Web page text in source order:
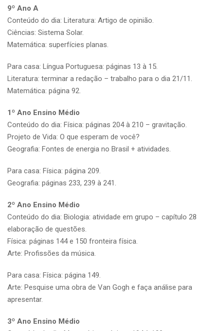
9º Ano A
Conteúdo do dia: Literatura: Artigo de opinião.
Ciências: Sistema Solar.
Matemática: superfícies planas.
Para casa: Língua Portuguesa: páginas 13 à 15.
Literatura: terminar a redação – trabalho para o dia 21/11.
Matemática: página 92.
1º Ano Ensino Médio
Conteúdo do dia: Física: páginas 204 à 210 – gravitação.
Projeto de Vida: O que esperam de você?
Geografia: Fontes de energia no Brasil + atividades.
Para casa: Física: página 209.
Geografia: páginas 233, 239 à 241.
2º Ano Ensino Médio
Conteúdo do dia: Biologia: atividade em grupo – capítulo 28
elaboração de questões.
Física: páginas 144 e 150 fronteira física.
Arte: Profissões da música.
Para casa: Física: página 149.
Arte: Pesquise uma obra de Van Gogh e faça análise para
apresentar.
3º Ano Ensino Médio